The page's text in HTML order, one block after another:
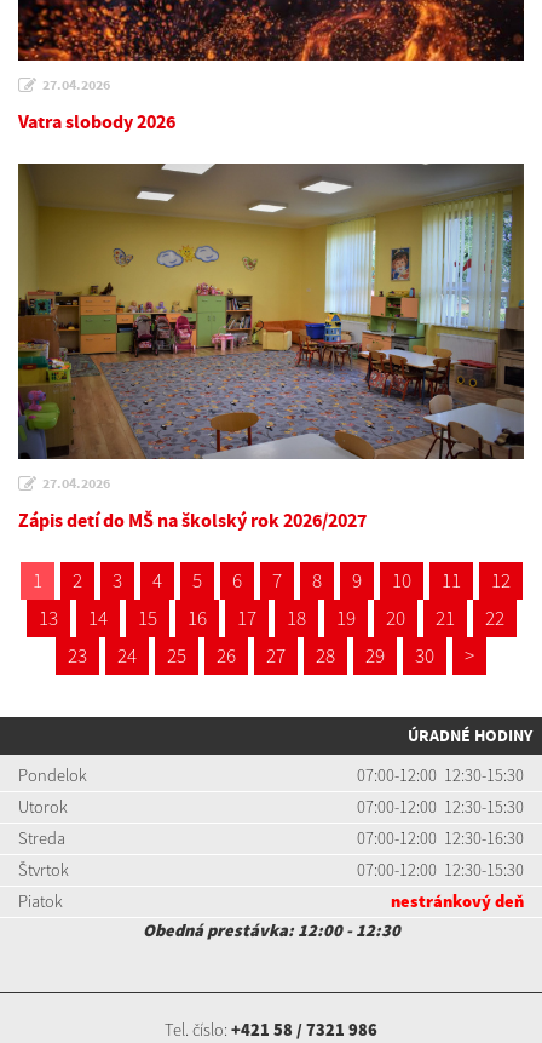
27.04.2026
Vatra slobody 2026
27.04.2026
Zápis detí do MŠ na školský rok 2026/2027
1 2 3 4 5 6 7 8 9 10 11
12
13
14 15 16 17 18 19 20 21
22
23
24 25 26 27 28 29 30 >
ÚRADNÉ HODINY
Pondelok
07:00-12:00 12:30-15:30
Utorok
07:00-12:00 12:30-15:30
Streda
07:00-12:00 12:30-16:30
Štvrtok
07:00-12:00 12:30-15:30
Piatok
nestránkový deň
Obedná prestávka: 12:00 - 12:30
Tel. číslo: +421 58 / 7321 986